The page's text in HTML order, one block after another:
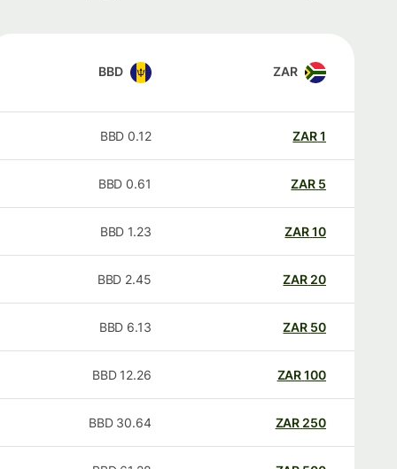
ZAR
BBD
ZAR
0.12
BBD
ZAR
0.61
BBD
ZAR
1.23
BBD
20
ZAR
2.45
BBD
50
ZAR
6.13
BBD
100
ZAR
12.26
BBD
250
ZAR
30.64
BBD